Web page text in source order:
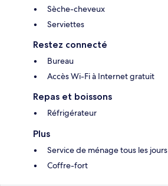
Sèche-cheveux
Serviettes
Restez connecté
Bureau
Accès Wi-Fi à Internet gratuit
Repas et boissons
Réfrigérateur
Plus
Service de ménage tous les jours
Coffre-fort